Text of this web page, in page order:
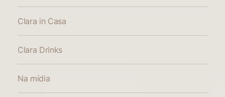
Clara in Casa
Clara Drinks
Na mídia